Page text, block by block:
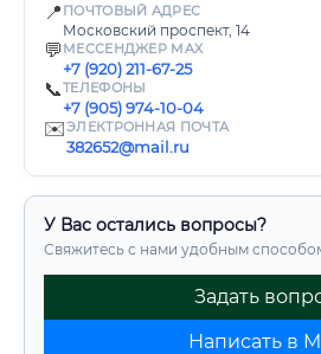
📍 ПОЧТОВЫЙ АДРЕС
Московский проспект, 14
💬 МЕССЕНДЖЕР MAX
+7 (920) 211-67-25
📞ТЕЛЕФОНЫ
+7 (905) 974-10-04
✉️ЭЛЕКТРОННАЯ ПОЧТА
382652@mail.ru
У Вас остались вопросы?
Свяжитесь с нами удобным
Задать
Написать в